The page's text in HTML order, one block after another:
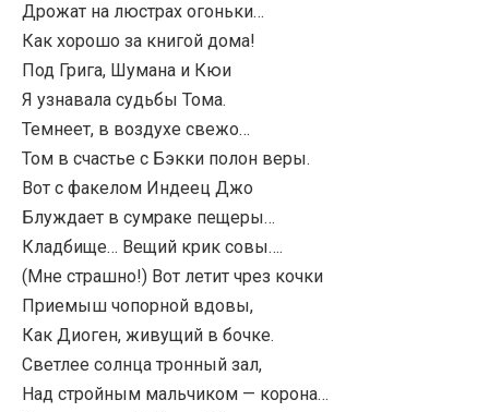
Дрожат на люстрах огоньки…
Как хорошо за книгой дома!
Под Грига, Шумана и Кюи
Я узнавала судьбы Тома.
Темнеет, в воздухе свежо…
Том в счастье с Бэкки полон веры.
Вот с факелом Индеец Джо
Блуждает в сумраке пещеры…
Кладбище… Вещий крик совы….
(Мне страшно!) Вот летит чрез кочки
Приемыш чопорной вдовы,
Как Диоген, живущий в бочке.
Светлее солнца тронный зал,
Над стройным мальчиком — корона…